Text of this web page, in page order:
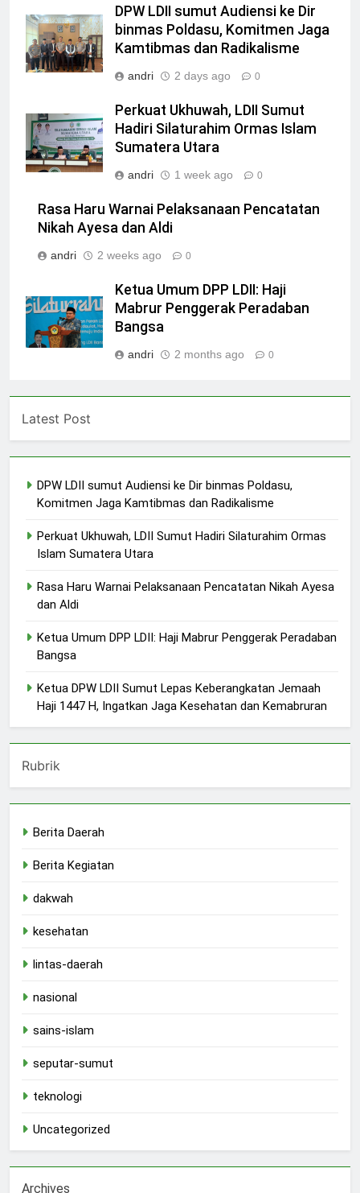
DPW LDII sumut Audiensi ke Dir
binmas Poldasu, Komitmen Jaga
Kamtibmas dan Radikalisme
andri 2 days ago 0
Perkuat Ukhuwah, LDII Sumut
Hadiri Silaturahim Ormas Islam
Sumatera Utara
andri 1 week ago 0
Rasa Haru Warnai Pelaksanaan Pencatatan
Nikah Ayesa dan Aldi
andri 2 weeks ago 0
Ketua Umum DPP LDII: Haji
Mabrur Penggerak Peradaban
Bangsa
andri 2 months ago 0
Latest Post
DPW LDII sumut Audiensi ke Dir binmas Poldasu,
Komitmen Jaga Kamtibmas dan Radikalisme
Perkuat Ukhuwah, LDII Sumut Hadiri Silaturahim Ormas
Islam Sumatera Utara
Rasa Haru Warnai Pelaksanaan Pencatatan Nikah Ayesa
dan Aldi
Ketua Umum DPP LDII: Haji Mabrur Penggerak Peradaban
Bangsa
Ketua DPW LDII Sumut Lepas Keberangkatan Jemaah
Haji 1447 H, Ingatkan Jaga Kesehatan dan Kemabruran
Rubrik
Berita Daerah
Berita Kegiatan
dakwah
kesehatan
lintas-daerah
nasional
sains-islam
seputar-sumut
teknologi
Uncategorized
Archives